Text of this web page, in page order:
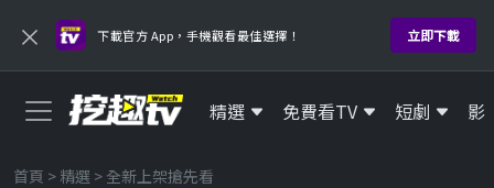
× 下載官方 App，手機觀看最佳選擇！ 立即下載
精選 免費看TV 短劇 影
首頁 > 精選 > 全新上架搶先看